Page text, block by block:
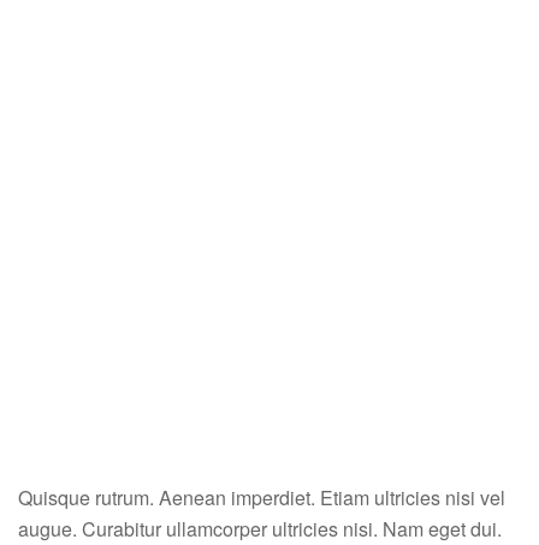
Quisque rutrum. Aenean imperdiet. Etiam ultricies nisi vel
augue. Curabitur ullamcorper ultricies nisi. Nam eget dui.